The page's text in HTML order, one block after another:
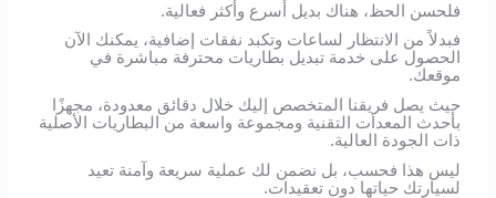
فلحسن الحظ، هناك بديل أسرع وأكثر فعالية.
فبدلاً من الانتظار لساعات وتكبد نفقات إضافية، يمكنك الآن
الحصول على خدمة تبديل بطاريات محترفة مباشرة في
موقعك.
حيث يصل فريقنا المتخصص إليك خلال دقائق معدودة، مجهزًا
بأحدث المعدات التقنية ومجموعة واسعة من البطاريات الأصلية
ذات الجودة العالية.
ليس هذا فحسب، بل نضمن لك عملية سريعة وآمنة تعيد
لسيارتك حياتها دون تعقيدات.